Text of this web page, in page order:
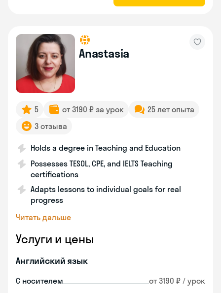
Anastasia
5 от 3190 ₽ за урок
25 лет опыта
3 отзыва
Holds a degree in Teaching and Education
Possesses TESOL, CPE, and IELTS Teaching
certifications
Adapts lessons to individual goals for real
progress
Читать дальше
Услуги и цены
Английский язык
С носителем от 3190 ₽ / урок